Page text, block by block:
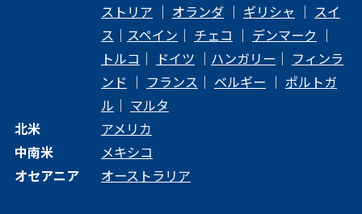
ストリア ｜ オランダ｜ ギリシャ ｜ スイ
ス ｜ スペイン ｜ チェコ ｜ デンマーク ｜
トルコ ｜ ドイツ ｜ ハンガリー ｜ フィンラ
ンド ｜ フランス ｜ ベルギー ｜ ポルトガ
ル ｜ マルタ
北米
アメリカ
中南米
メキシコ
オセアニア
オーストラリア